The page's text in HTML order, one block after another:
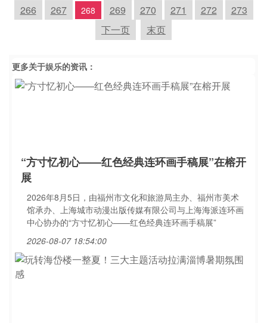
266
267 268 269 270 271 272
273
下一页
末页
更多关于娱乐的资讯：
“方寸忆初心——红色经典连环画手稿展”在榕开
展
2026年8月5日，由福州市文化和旅游局主办、福州市美术
馆承办、上海城市动漫出版传媒有限公司与上海海派连环画
中心协办的“方寸忆初心——红色经典连环画手稿展”
2026-08-07 18:54:00